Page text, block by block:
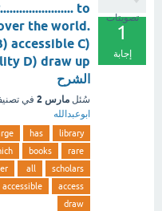
تصويتات
1
إجابة
to
the world.
accessible C)
الشرح
سُئل مارس 2 في
ابوعبدالله
library
has
rare
books
scholars
all
access
accessible
draw